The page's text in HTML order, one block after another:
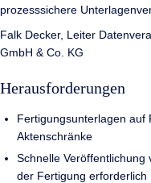
prozesssichere
Falk Decker, Leiter
GmbH & Co. KG
Herausforderungen
Fertigungsunterlagen auf
Aktenschränke
Schnelle
der Fertigung erforderlich